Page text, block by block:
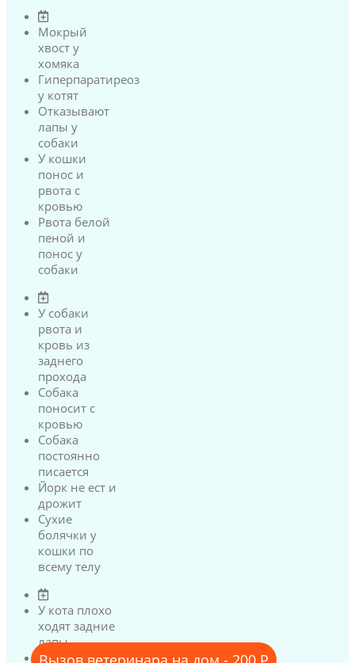
Мокрый
хвост у
хомяка
Гиперпаратиреоз
у котят
Отказывают
лапы у
собаки
У кошки
понос и
рвота с
кровью
Рвота белой
пеной и
понос у
собаки
У собаки
рвота и
кровь из
заднего
прохода
Собака
поносит с
кровью
Собака
постоянно
писается
Йорк не ест и
дрожит
Сухие
болячки у
кошки по
всему телу
У кота плохо
ходят задние
лапы
У кота